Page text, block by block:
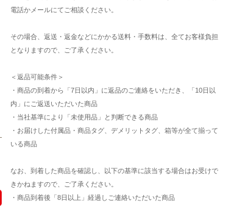
電話かメールにてご相談ください。
その場合、返送・返金などにかかる送料・手数料は、全てお客様負担
となりますので、ご了承ください。
＜返品可能条件＞
・商品の到着から「7日以内」に返品のご連絡をいただき、「10日以
内」にご返送いただいた商品
・当社基準により「未使用品」と判断できる商品
・お届けした付属品・商品タグ、デメリットタグ、箱等が全て揃って
いる商品
なお、到着した商品を確認し、以下の基準に該当する場合はお受けで
きかねますので、ご了承ください。
・商品到着後「8日以上」経過しご連絡いただいた商品